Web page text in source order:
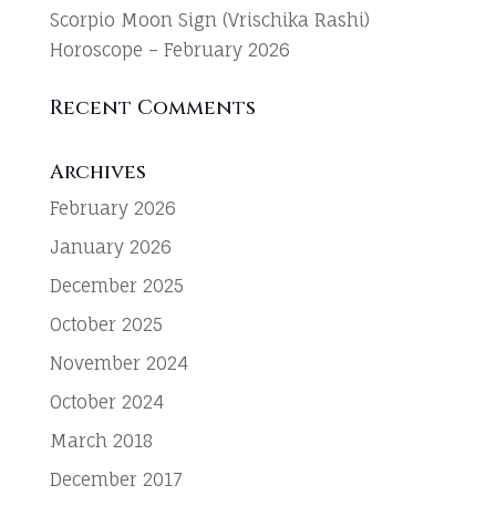
Scorpio Moon Sign (Vrischika Rashi)
Horoscope – February 2026
Recent Comments
Archives
February 2026
January 2026
December 2025
October 2025
November 2024
October 2024
March 2018
December 2017